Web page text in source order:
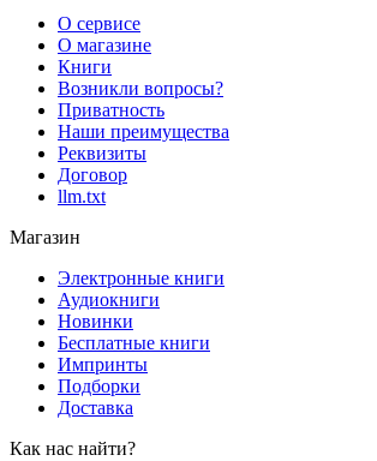
О сервисе
О магазине
Книги
Возникли вопросы?
Приватность
Наши преимущества
Реквизиты
Договор
llm.txt
Магазин
Электронные книги
Аудиокниги
Новинки
Бесплатные книги
Импринты
Подборки
Доставка
Как нас найти?